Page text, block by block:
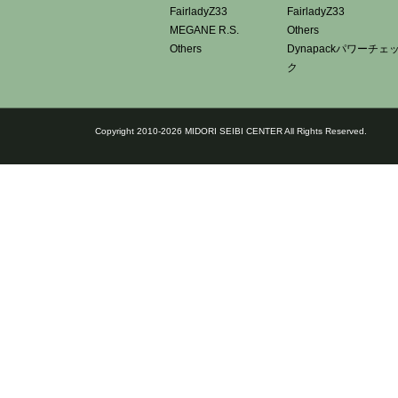
FairladyZ33
MEGANE R.S.
Others
FairladyZ33
Others
Dynapackパワーチェ
ク
Copyright 2010-2026 MIDORI SEIBI CENTER All Rights Reserved.